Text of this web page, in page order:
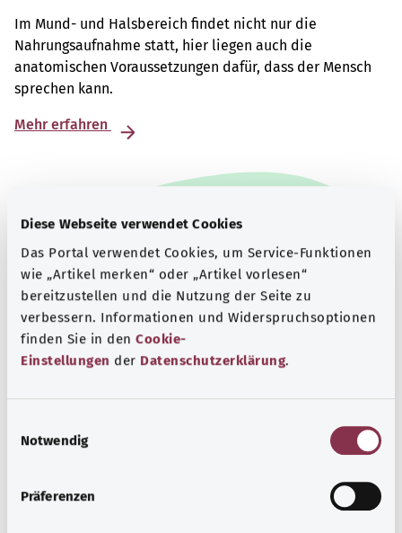
Diese Webseite verwendet Cookies
Das Portal verwendet Cookies, um Service-Funktionen
wie „Artikel merken“ oder „Artikel vorlesen“
bereitzustellen und die Nutzung der Seite zu
verbessern. Informationen und Widerspruchsoptionen
finden Sie in den Cookie-
Einstellungen der Datenschutzerklärung.
Notwendig
Präferenzen
Im Mund- und Halsbereich findet nicht nur die
Nahrungsaufnahme statt, hier liegen auch die
anatomischen Voraussetzungen dafür, dass der Mensch
sprechen kann.
Mehr erfahren
Eine Auswahl verschiedener Beratungs- und
Gesundheitsthemen.